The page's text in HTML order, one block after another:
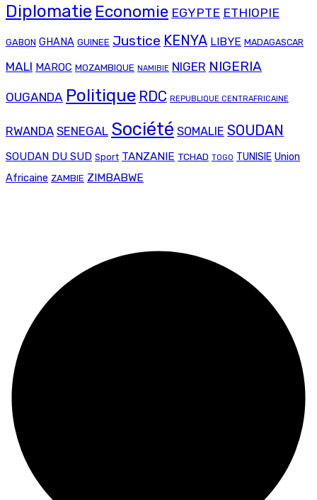
Diplomatie Economie EGYPTE ETHIOPIE
GABON GHANA GUINEE Justice KENYA LIBYE MADAGASCAR
MALI MAROC MOZAMBIQUE NAMIBIE NIGER NIGERIA
OUGANDA Politique RDC REPUBLIQUE CENTRAFRICAINE
RWANDA SENEGAL Société SOMALIE SOUDAN
SOUDAN DU SUD Sport TANZANIE TCHAD TOGO TUNISIE Union
Africaine ZAMBIE ZIMBABWE